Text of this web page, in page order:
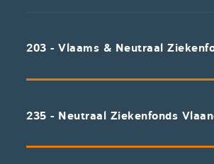
voorwaarden
uitstekend
waarvan
203 - Vlaams & Neutraal
235 - Neutraal Ziekenfonds